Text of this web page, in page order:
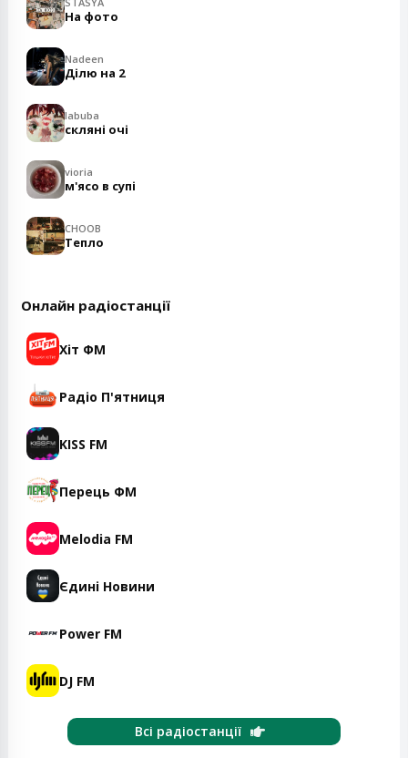
На фото
Nadeen
Ділю на 2
labuba
скляні очі
vioria
м'ясо в супі
CHOOB
Тепло
Онлайн радіостанції
Хіт ФМ
Радіо П'ятниця
KISS FM
Перець ФМ
Melodia FM
Єдині Новини
Power FM
DJ FM
Всі радіостанції